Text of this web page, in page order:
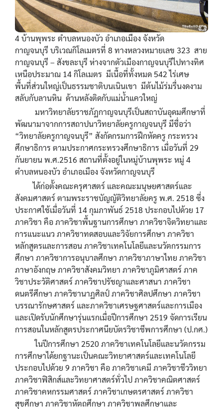
4 บ้านพุพระ ตำบลหนองบัว อำเภอเมือง จังหวัด
กาญจนบุรี บริเวณกิโลเมตรที่ 8 ทางหลวงหมายเลข 323 สาย
กาญจนบุรี – สังขละบุรี ห่างจากตัวเมืองกาญจนบุรีไปทางทิศ
เหนือประมาณ 14 กิโลเมตร มีเนื้อที่ทั้งหมด 542 ไร่เศษ
พื้นที่ส่วนใหญ่เป็นธรรมชาติบนเนินเขา มีต้นไม้ร่มรื่นงดงาม
สลับกับลานหิน ด้านหลังติดกับแม่น้ำแควใหญ่
มหาวิทยาลัยราชภัฏกาญจนบุรีเป็นสถาบันอุดมศึกษาที่
พัฒนามาจากการสถาปนาวิทยาลัยครูกาญจนบุรี มีชื่อว่า
“วิทยาลัยครูกาญจนบุรี” สังกัดกรมการฝึกหัดครู กระทรวง
ศึกษาธิการ ตามประกาศกระทรวงศึกษาธิการ เมื่อวันที่ 29
กันยายน พ.ศ.2516 สถานที่ตั้งอยู่ในหมู่บ้านพุพระ หมู่ 4
ตำบลหนองบัว อำเภอเมือง จังหวัดกาญจนบุรี
ได้ก่อตั้งคณะครุศาสตร์ และคณะมนุษยศาสตร์และ
สังคมศาสตร์ ตามพระราชบัญญัติวิทยาลัยครู พ.ศ. 2518 ซึ่ง
ประกาศใช้เมื่อวันที่ 14 กุมภาพันธ์ 2518 ประกอบไปด้วย 17
ภาควิชา คือ ภาควิชาพื้นฐานการศึกษา ภาควิชาจิตวิทยาและ
การแนะแนว ภาควิชาทดสอบและวิจัยการศึกษา ภาควิชา
หลักสูตรและการสอน ภาควิชาเทคโนโลยีและนวัตกรรมการ
ศึกษา ภาควิชาการอนุบาลศึกษา ภาควิชาภาษาไทย ภาควิชา
ภาษาอังกฤษ ภาควิชาสังคมวิทยา ภาควิชาภูมิศาสตร์ ภาค
วิชาประวัติศาสตร์ ภาควิชาปรัชญาและศาสนา ภาควิชา
ดนตรีศึกษา ภาควิชานาฏศิลป์ ภาควิชาศิลปศึกษา ภาควิชา
บรรณารักษศาสตร์ และภาควิชาเศรษฐศาสตร์และการเมือง
และเปิดรับนักศึกษารุ่นแรกเมื่อปีการศึกษา 2519 จัดการเรียน
การสอนในหลักสูตรประกาศนียบัตรวิชาชีพการศึกษา (ป.กศ.)
ในปีการศึกษา 2520 ภาควิชาเทคโนโลยีและนวัตกรรม
การศึกษาได้ยกฐานะเป็นคณะวิทยาศาสตร์และเทคโนโลยี
ประกอบไปด้วย 9 ภาควิชา คือ ภาควิชาเคมี ภาควิชาชีววิทยา
ภาควิชาฟิสิกส์และวิทยาศาสตร์ทั่วไป ภาควิชาคณิตศาสตร์
ภาควิชาคหกรรมศาสตร์ ภาควิชาเกษตรศาสตร์ ภาควิชา
สุขศึกษา ภาควิชาหัตถศึกษา ภาควิชาพลศึกษาและ